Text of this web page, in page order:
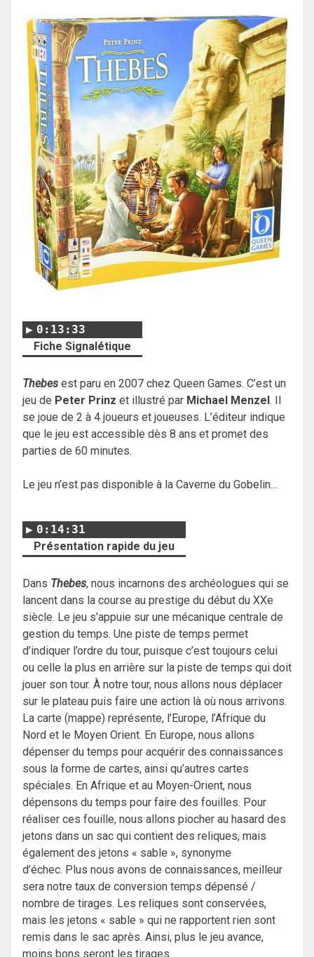
0:13:33
Fiche Signalétique
Thebes est paru en 2007 chez Queen Games. C’est un
jeu de Peter Prinz et illustré par Michael Menzel . Il
se joue de 2 à 4 joueurs et joueuses. L’éditeur indique
que le jeu est accessible dès 8 ans et promet des
parties de 60 minutes.
Le jeu n’est pas disponible à la Caverne du Gobelin…
0:14:31
Présentation rapide du jeu
Dans Thebes, nous incarnons des archéologues qui se
lancent dans la course au prestige du début du XXe
siècle. Le jeu s’appuie sur une mécanique centrale de
gestion du temps. Une piste de temps permet
d’indiquer l’ordre du tour, puisque c’est toujours celui
ou celle la plus en arrière sur la piste de temps qui doit
jouer son tour. À notre tour, nous allons nous déplacer
sur le plateau puis faire une action là où nous arrivons.
La carte (mappe) représente, l’Europe, l’Afrique du
Nord et le Moyen Orient. En Europe, nous allons
dépenser du temps pour acquérir des connaissances
sous la forme de cartes, ainsi qu’autres cartes
spéciales. En Afrique et au Moyen-Orient, nous
dépensons du temps pour faire des fouilles. Pour
réaliser ces fouille, nous allons piocher au hasard des
jetons dans un sac qui contient des reliques, mais
également des jetons « sable », synonyme
d’échec. Plus nous avons de connaissances, meilleur
sera notre taux de conversion temps dépensé /
nombre de tirages. Les reliques sont conservées,
mais les jetons « sable » qui ne rapportent rien sont
remis dans le sac après. Ainsi, plus le jeu avance,
moins bons seront les tirages.